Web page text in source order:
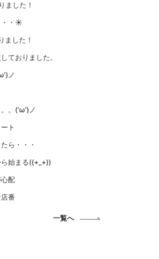
ました！
・・☀
ました！
ておりました。
ノ
。(‘ω’)ノ
ト
ら・・・
始まる((+_+))
配
番
一覧へ